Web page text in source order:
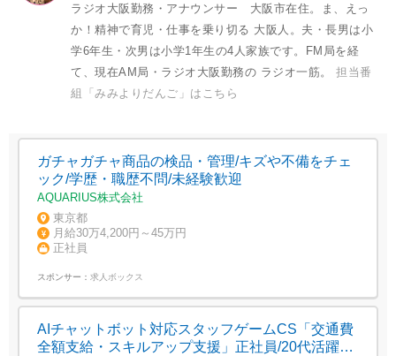
ラジオ大阪勤務・アナウンサー 大阪市在住。ま、えっ
か！精神で育児・仕事を乗り切る 大阪人。夫・長男は小
学6年生・次男は小学1年生の4人家族です。FM局を経
て、現在AM局・ラジオ大阪勤務の ラジオ一筋。 担当番
組「みみよりだんご」はこちら
ガチャガチャ商品の検品・管理/キズや不備をチェ
ック/学歴・職歴不問/未経験歓迎
AQUARIUS株式会社
東京都
月給30万4,200円～45万円
正社員
スポンサー： 求人ボックス
AIチャットボット対応スタッフゲームCS「交通費
全額支給・スキルアップ支援」正社員/20代活躍